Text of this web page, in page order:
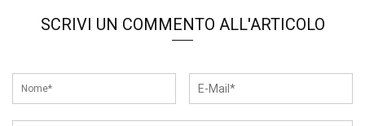
SCRIVI UN COMMENTO ALL'ARTICOLO